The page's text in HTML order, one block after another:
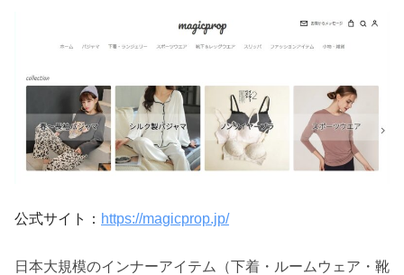
公式サイト： https://magicprop.jp/
日本大規模のインナーアイテム（下着・ルームウェア・靴